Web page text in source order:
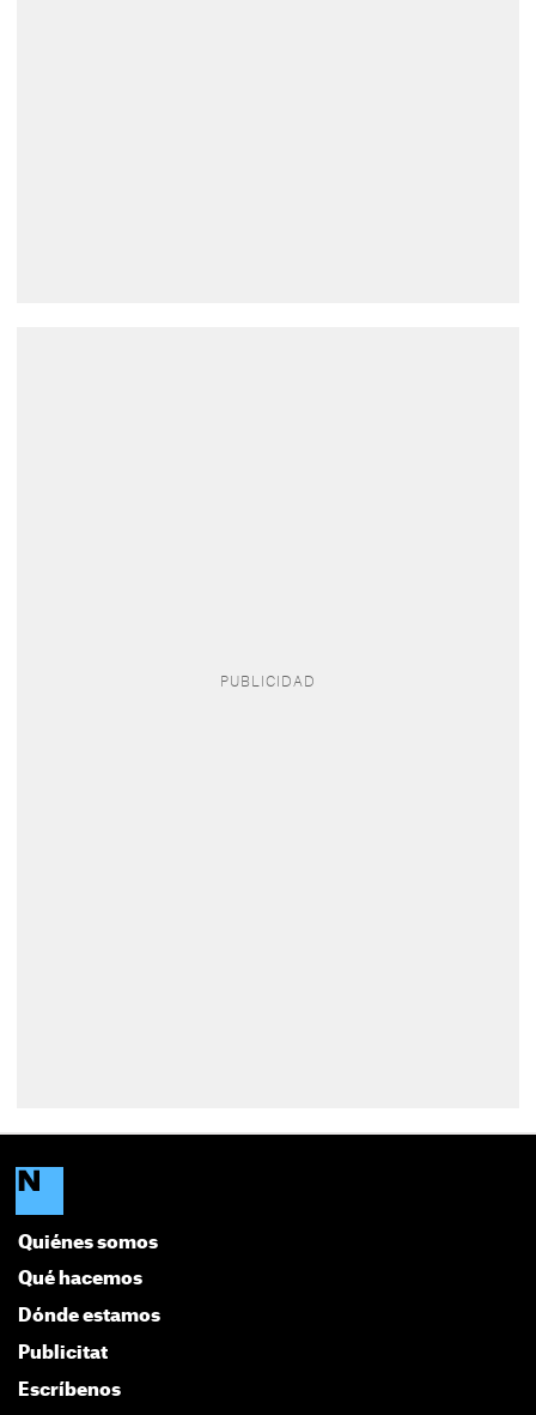
Quiénes somos
Qué hacemos
Dónde estamos
Publicitat
Escríbenos